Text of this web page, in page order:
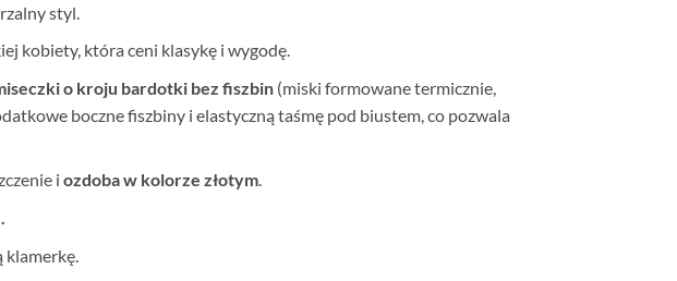
styl.
kobiety, która ceni klasykę i wygodę.
o kroju bardotki bez fiszbin (miski formowane termicznie,
boczne fiszbiny i elastyczną taśmę pod biustem, co pozwala
i ozdoba w kolorze złotym.